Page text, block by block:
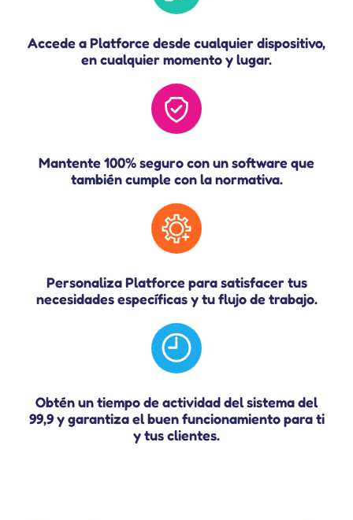
Accede a Platforce desde cualquier dispositivo,
en cualquier momento y lugar.
Mantente 100% seguro con un software que
también cumple con la normativa.
Personaliza Platforce para satisfacer tus
necesidades específicas y tu flujo de trabajo.
Obtén un tiempo de actividad del sistema del
99,9 y garantiza el buen funcionamiento para ti
y tus clientes.